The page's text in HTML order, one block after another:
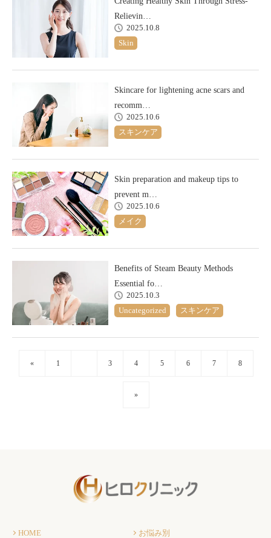
Relievin…
2025.10.8
Skin
Skincare for lightening acne scars and
recomm…
2025.10.6
スキンケア
Skin preparation and makeup tips to
prevent m…
2025.10.6
メイク
Benefits of Steam Beauty Methods
Essential fo…
2025.10.3
Uncategorized
スキンケア
« 1 3 4 5 6 7 8
»
HOME
お悩み別